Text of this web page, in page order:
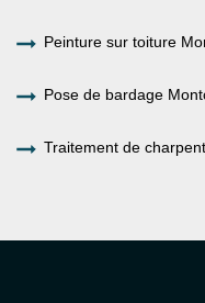
Peinture sur toiture
Pose de bardage
Traitement de